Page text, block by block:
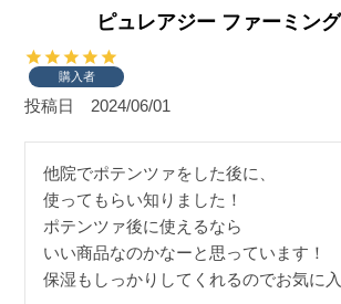
ピュレアジー ファーミン
購入者
投稿日 2024/06/01
他院でポテンツァをした後に、
使ってもらい知りました！
ポテンツァ後に使えるなら
いい商品なのかなーと思っています！
保湿もしっかりしてくれるのでお気に